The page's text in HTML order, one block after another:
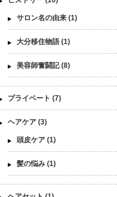
サロン名の由来 (1)
大分移住物語 (1)
美容師奮闘記(8)
プライベート (7)
ヘアケア (3)
頭皮ケア (1)
髪の悩み (1)